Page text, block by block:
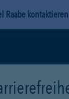
Raabe kontaktieren